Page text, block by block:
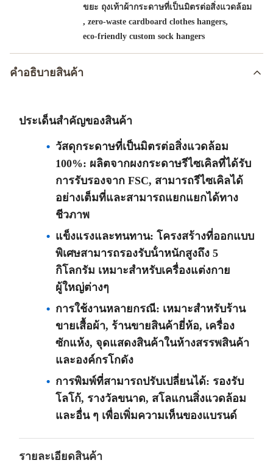
ขยะ ถุงเท้าผ้ากระดาษที่เป็นมิตรต่อสิ่งแวดล้อม
, zero-waste cardboard clothes hangers,
eco-friendly custom sock hangers
คําอธิบายสินค้า
ประเด็นสําคัญของสินค้า
วัสดุกระดาษที่เป็นมิตรต่อสิ่งแวดล้อม
100%: ผลิตจากผงกระดาษรีไซเคิลที่ได้รับ
การรับรองจาก FSC, สามารถรีไซเคิลได้
อย่างเต็มที่และสามารถแยกแยกได้ทาง
ชีวภาพ
แข็งแรงและทนทาน: โครงสร้างที่ออกแบบ
พิเศษสามารถรองรับน้ําหนักสูงถึง 5
กิโลกรัม เหมาะสําหรับเครื่องแต่งกาย
ผู้ใหญ่ต่างๆ
การใช้งานหลายกรณี: เหมาะสําหรับร้าน
ขายเสื้อผ้า, ร้านขายสินค้ายี่ห้อ, เครื่อง
ซักแห้ง, จุดแสดงสินค้าในห้างสรรพสินค้า
และองค์กรโกดัง
การพิมพ์ที่สามารถปรับเปลี่ยนได้: รองรับ
โลโก้, รางวัลขนาด, สโลแกนสิ่งแวดล้อม
และอื่น ๆ เพื่อเพิ่มความเห็นของแบรนด์
รายละเอียดสินค้า